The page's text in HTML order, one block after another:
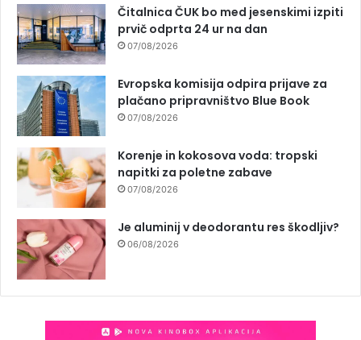
Čitalnica ČUK bo med jesenskimi izpiti
prvič odprta 24 ur na dan
07/08/2026
Evropska komisija odpira prijave za
plačano pripravništvo Blue Book
07/08/2026
Korenje in kokosova voda: tropski
napitki za poletne zabave
07/08/2026
Je aluminij v deodorantu res škodljiv?
06/08/2026